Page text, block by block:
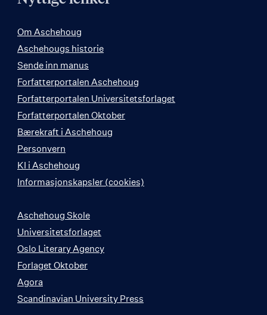
Om Aschehoug
Aschehougs historie
Sende inn manus
Forfatterportalen Aschehoug
Forfatterportalen Universitetsforlaget
Forfatterportalen Oktober
Bærekraft i Aschehoug
Personvern
KI i Aschehoug
Informasjonskapsler (cookies)
Aschehoug Skole
Universitetsforlaget
Oslo Literary Agency
Forlaget Oktober
Agora
Scandinavian University Press